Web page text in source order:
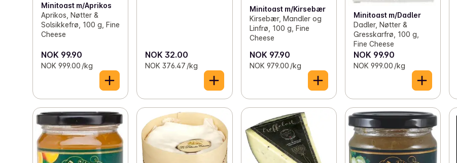
Minitoast m/Aprikos
Aprikos, Nøtter &
Solsikkefrø, 100 g, Fine
Cheese
NOK 99.90
NOK 999.00 /kg
NOK 32.00
NOK 376.47 /kg
Minitoast m/Kirsebær
Kirsebær, Mandler og
Linfrø, 100 g, Fine
Cheese
NOK 97.90
NOK 979.00 /kg
Minitoast m/Dadler
Dadler, Nøtter &
Gresskarfrø, 100 g,
Fine Cheese
NOK 99.90
NOK 999.00 /kg